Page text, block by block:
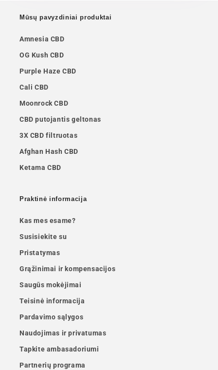
Mūsų pavyzdiniai produktai
Amnesia CBD
OG Kush CBD
Purple Haze CBD
Cali CBD
Moonrock CBD
CBD putojantis geltonas
3X CBD filtruotas
Afghan Hash CBD
Ketama CBD
Praktinė informacija
Kas mes esame?
Susisiekite su
Pristatymas
Grąžinimai ir kompensacijos
Saugūs mokėjimai
Teisinė informacija
Pardavimo sąlygos
Naudojimas ir privatumas
Tapkite ambasadoriumi
Partnerių programa